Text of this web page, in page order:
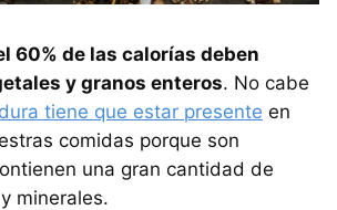
60% de las calorías deben
y granos enteros. No cabe
tiene que estar presente en
comidas porque son
una gran cantidad de
minerales.